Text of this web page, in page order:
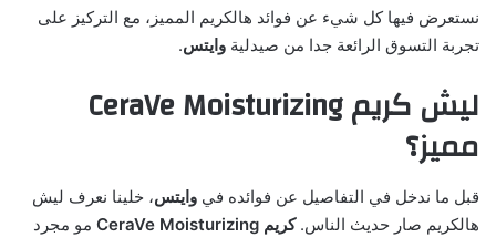
نستعرض فيها كل شيء عن فوائد هالكريم المميز، مع التركيز على
تجربة التسوق الرائعة جدا من صيدلية وايتس.
ليش كريم CeraVe Moisturizing
مميز؟
قبل ما ندخل في التفاصيل عن فوائده في وايتس، خلينا نعرف ليش
هالكريم صار حديث الناس.كريم CeraVe Moisturizing
مو مجرد